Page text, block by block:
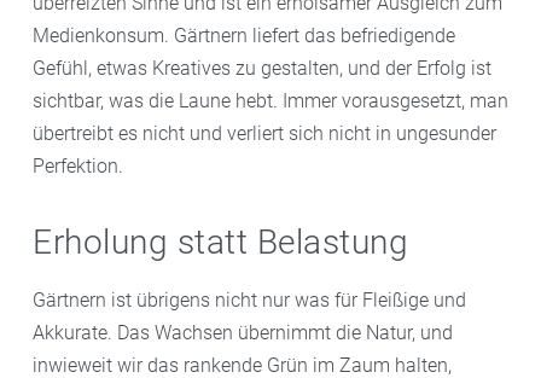
Medienkonsum. Gärtnern liefert das befriedigende
Gefühl, etwas Kreatives zu gestalten, und der Erfolg ist
sichtbar, was die Laune hebt. Immer vorausgesetzt, man
übertreibt es nicht und verliert sich nicht in ungesunder
Perfektion.
Erholung statt Belastung
Gärtnern ist übrigens nicht nur was für Fleißige und
Akkurate. Das Wachsen übernimmt die Natur, und
inwieweit wir das rankende Grün im Zaum halten,